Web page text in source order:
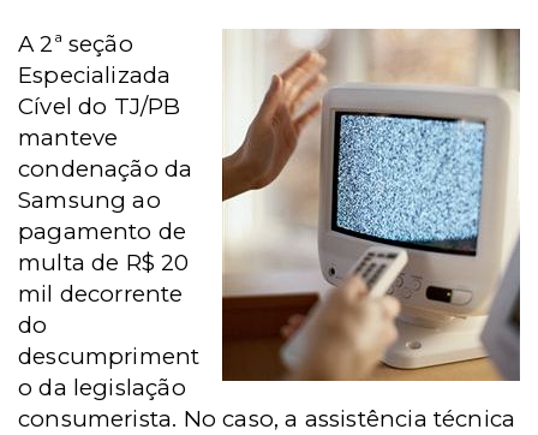
A 2ª seção
Especializada
Cível do TJ/PB
manteve
condenação da
Samsung ao
pagamento de
multa de R$ 20
mil decorrente
do
descumpriment
o da legislação
consumerista. No caso, a assistência técnica